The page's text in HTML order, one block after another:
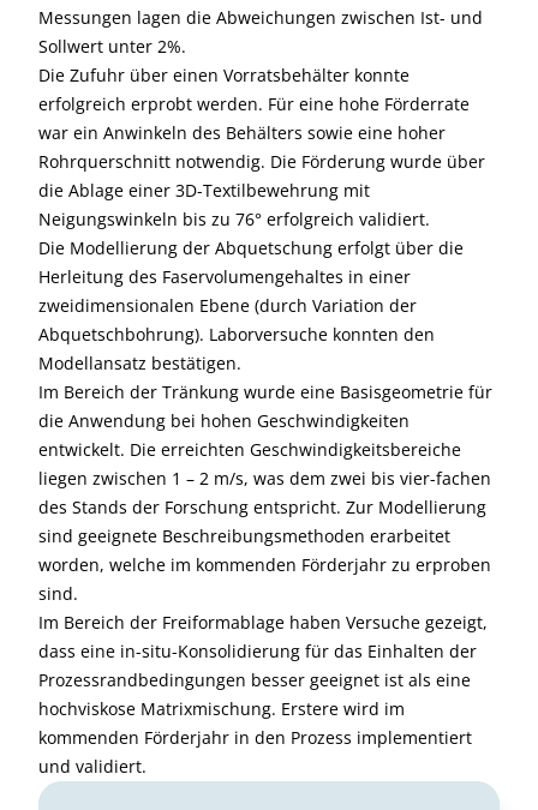
Messungen lagen die Abweichungen zwischen Ist- und
Sollwert unter 2%.
Die Zufuhr über einen Vorratsbehälter konnte
erfolgreich erprobt werden. Für eine hohe Förderrate
war ein Anwinkeln des Behälters sowie eine hoher
Rohrquerschnitt notwendig. Die Förderung wurde über
die Ablage einer 3D-Textilbewehrung mit
Neigungswinkeln bis zu 76° erfolgreich validiert.
Die Modellierung der Abquetschung erfolgt über die
Herleitung des Faservolumengehaltes in einer
zweidimensionalen Ebene (durch Variation der
Abquetschbohrung). Laborversuche konnten den
Modellansatz bestätigen.
Im Bereich der Tränkung wurde eine Basisgeometrie für
die Anwendung bei hohen Geschwindigkeiten
entwickelt. Die erreichten Geschwindigkeitsbereiche
liegen zwischen 1 – 2 m/s, was dem zwei bis vier-fachen
des Stands der Forschung entspricht. Zur Modellierung
sind geeignete Beschreibungsmethoden erarbeitet
worden, welche im kommenden Förderjahr zu erproben
sind.
Im Bereich der Freiformablage haben Versuche gezeigt,
dass eine in-situ-Konsolidierung für das Einhalten der
Prozessrandbedingungen besser geeignet ist als eine
hochviskose Matrixmischung. Erstere wird im
kommenden Förderjahr in den Prozess implementiert
und validiert.